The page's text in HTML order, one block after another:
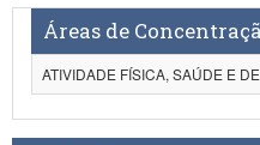
Áreas de
ATIVIDADE FÍSICA, SAÚDE E